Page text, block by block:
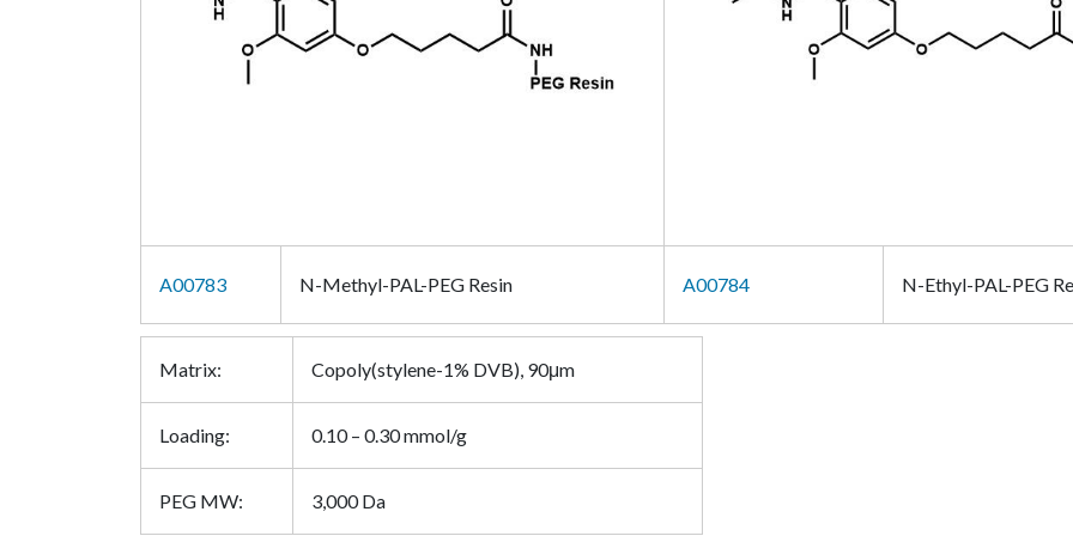
A00783 N-Methyl-PAL-PEG Resin A00784 N-Ethyl-PAL-PEG
Matrix: Copoly(stylene-1% DVB), 90μm
Loading: 0.10 – 0.30 mmol/g
PEG MW: 3,000 Da